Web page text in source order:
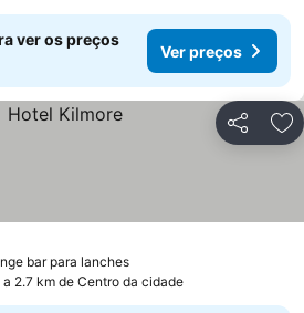
ver os preços
Ver preços
Partilhar
bar para lanches
a 2.7 km de Centro da cidade